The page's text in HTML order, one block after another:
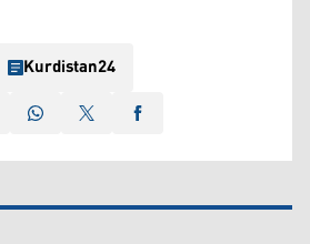
Kurdistan24